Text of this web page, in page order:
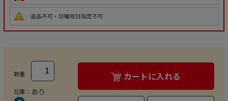
返品不可・日曜祝日指定不可
数量
在庫： あり
カートに入れる